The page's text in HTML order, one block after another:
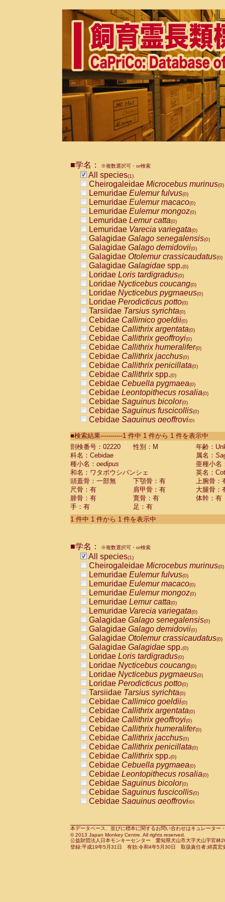
■学名： ※複数選択可・or検索
All species(1)
Cheirogaleidae Microcebus murinus(0)
Lemuridae Eulemur fulvus(0)
Lemuridae Eulemur macaco(0)
Lemuridae Eulemur mongoz(0)
Lemuridae Lemur catta(0)
Lemuridae Varecia variegata(0)
Galagidae Galago senegalensis(0)
Galagidae Galago demidovii(0)
Galagidae Otolemur crassicaudatus(0)
Galagidae Galagidae spp.(0)
Loridae Loris tardigradus(0)
Loridae Nycticebus coucang(0)
Loridae Nycticebus pygmaeus(0)
Loridae Perodicticus potto(0)
Tarsiidae Tarsius syrichta(0)
Cebidae Callimico goeldii(0)
Cebidae Callithrix argentata(0)
Cebidae Callithrix geoffroyi(0)
Cebidae Callithrix humeralifer(0)
Cebidae Callithrix jacchus(0)
Cebidae Callithrix penicillata(0)
Cebidae Callithrixspp.(0)
Cebidae Cebuella pygmaea(0)
Cebidae Leontopithecus rosalia(0)
Cebidae Saguinus bicolor(0)
Cebidae Saguinus fuscicollis(0)
Cebidae Saguinus geoffroyi(0)
CebidaeSaguinus labiatus(0)
Cebidae Saguinus leucopus (0)
Cebidae
Cebidae
CebidaeSaguinus nigricollis (0)
Cebidae Saguinus oedipus
Cebidae Saguinus weddelli
Cebidae Saguinusspp.
Cebidae Aotus trivirgatus
Cebidae Cebus albifrons
CebidaeCebus nigrivittatus
CebidaeCebus
CebidaeSaimiri boliviensis(0)
CebidaeSaimiri sciureus(0)
AtelidaeAlouatta caraya(0)
AtelidaeAlouatta fusca(0)
AtelidaeAlouatta seniculus
AtelidaeAlouattaspp.(0)
AtelidaeAteles belzebuth(0)
AtelidaeAteles geoffroyi(0)
AtelidaeAteles paniscus(0)
AtelidaeAtelesspp.(0)
Atelidae Lagothrix lagothricha
AtelidaeLagothrix lagothricha cana
PitheciidaeCacajao calvus
PitheciidaeCallicebus cupreus
PitheciidaeCallicebus donacophilus
PitheciidaeCallicebus moloch
PitheciidaeCallicebus torquatus
PitheciidaeCallicebusspp.(0)
PitheciidaeChiropotes satanas(0)
PitheciidaePithecia monachus
PitheciidaePithecia pithecia(0)
CercopithecidaeCercocebus agilis
CercopithecidaeCercocebus
CercopithecidaeCercocebus
CercopithecidaeCercocebus
CercopithecidaeCercocebus
CercopithecidaeCercocebushybrid
CercopithecidaePapio anubis(0)
CercopithecidaePapio cynocephalus
CercopithecidaePapio hamadryas(0)
■検索結果-----------1 件中 1 件から 1 件を表示中
剖検番号：02220
性別：M
年齢：
科名：Cebidae
属名：
種小名： oedipus
亜種小名
和名：ワタボウシパンシェ
英名：
頭蓋骨：一部無
下顎骨：有
上腕骨：
尺骨：有
肩甲骨：有
大腿骨：
腓骨：有
寛骨：有
体幹：有
手：有
足：有
1 件中 1 件から 1 件を表示中
■学名： ※複数選択可・or検索
All species(1)
Cheirogaleidae Microcebus murinus(0)
Lemuridae Eulemur fulvus(0)
Lemuridae Eulemur macaco(0)
Lemuridae Eulemur mongoz(0)
Lemuridae Lemur catta(0)
Lemuridae Varecia variegata(0)
Galagidae Galago senegalensis(0)
Galagidae Galago demidovii(0)
Galagidae Otolemur crassicaudatus(0)
Galagidae Galagidae spp.(0)
Loridae Loris tardigradus(0)
Loridae Nycticebus coucang(0)
Loridae Nycticebus pygmaeus(0)
Loridae Perodicticus potto(0)
Tarsiidae Tarsius syrichta(0)
Cebidae Callimico goeldii(0)
Cebidae Callithrix argentata(0)
Cebidae Callithrix geoffroyi(0)
Cebidae Callithrix humeralifer(0)
Cebidae Callithrix jacchus(0)
Cebidae Callithrix penicillata(0)
Cebidae Callithrixspp.(0)
Cebidae Cebuella pygmaea(0)
Cebidae Leontopithecus rosalia(0)
Cebidae Saguinus bicolor(0)
Cebidae Saguinus fuscicollis(0)
Cebidae Saguinus geoffroyi(0)
CebidaeSaguinus leucopus(0)
CebidaeSaguinus midas(0)
Cebidae Saguinus mystax(0)
本データベース、並びに標本に関するお問い合わせはキュレータ
© 2013 Japan Monkey Centre. All rights reserved.
公益財団法人日本モンキーセンター 愛知県犬山市大字犬山字官
登録:平成19年5月31日 有効:令和4年5月30日 取扱責任者:綿貫宏